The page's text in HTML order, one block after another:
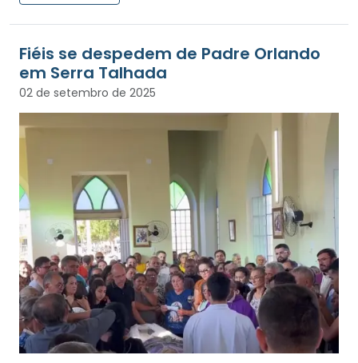
Fiéis se despedem de Padre Orlando
em Serra Talhada
02 de setembro de 2025